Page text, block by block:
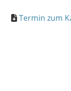
Termin zum